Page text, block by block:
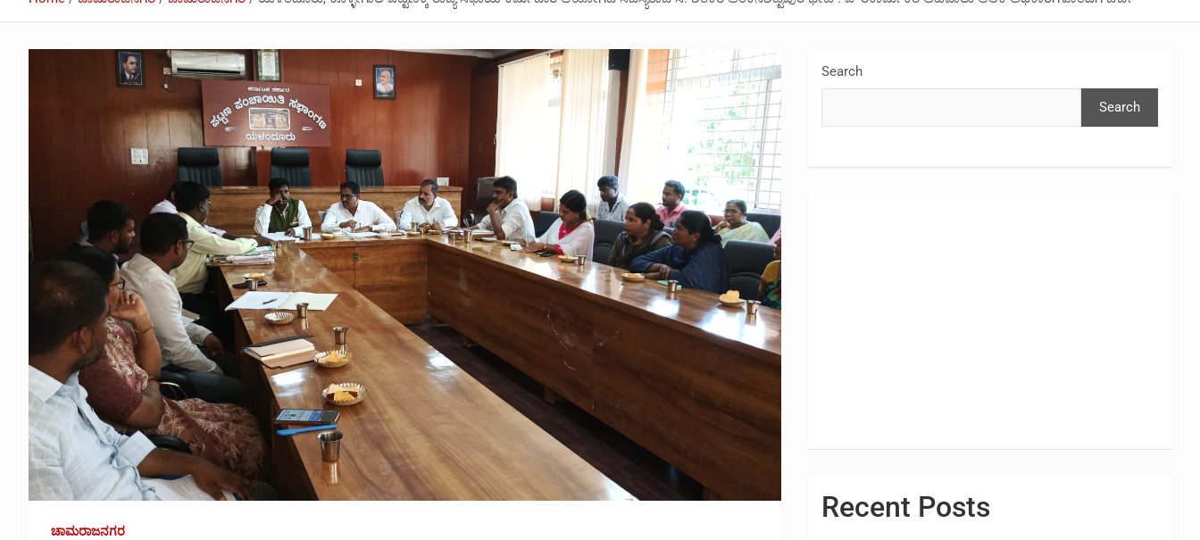
ಚಾಮರಾಜನಗರ
Search
Search
Recent Posts